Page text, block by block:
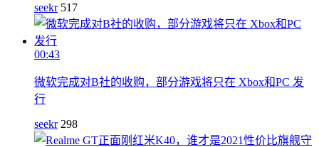
seekr 517
00:43
微软完成对B社的收购，部分游戏将只在 Xbox和PC 发
行
seekr 298